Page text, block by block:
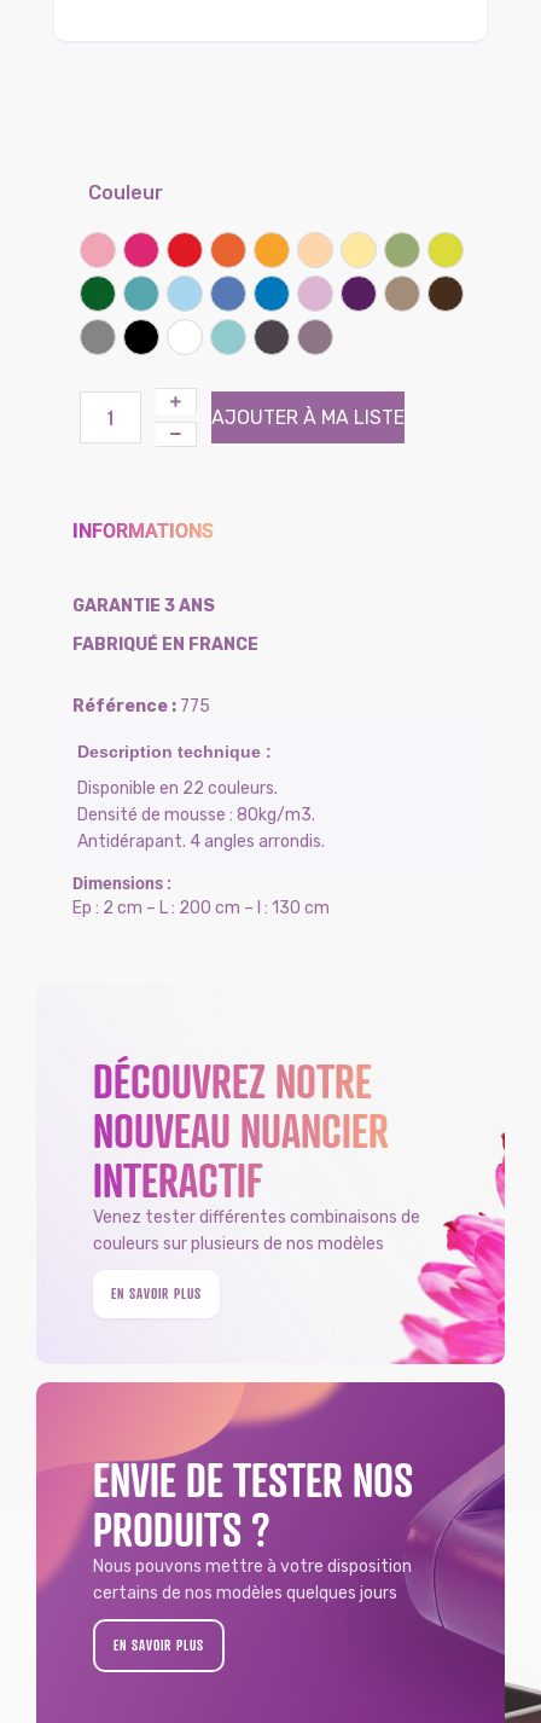
Couleur
Rose FramboiseRouge coquelicot
Clémentine
Miel SableBananeLichenKiwi
Vert prairie
LagonCiel Lilas Bleu bleuet
Parme
Iris TaupeChocolat
Gris souris
Noir BlancAtoll (Effet tissé)
Brun (Effet tissé)
Violine (Effet tissé)
AJOUTER À MA LISTE
INFORMATIONS
GARANTIE 3 ANS
FABRIQUÉ EN FRANCE
775
Disponible en 22 couleurs.
Densité de mousse : 80kg/m3.
Antidérapant. 4 angles arrondis.
Ep : 2 cm – L : 200 cm – l : 130 cm
DÉCOUVREZ NOTRE
NOUVEAU NUANCIER
INTERACTIF
Venez tester différentes combinaisons de
couleurs sur plusieurs de nos modèles
EN SAVOIR PLUS
ENVIE DE TESTER NOS
PRODUITS ?
Nous pouvons mettre à votre disposition
certains de nos modèles quelques jours
EN SAVOIR PLUS